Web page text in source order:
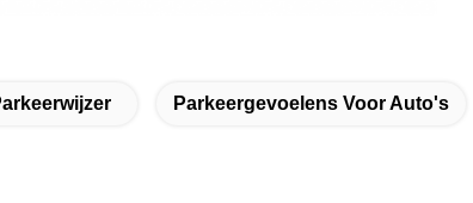
Parkeergevoelens Voor Auto's